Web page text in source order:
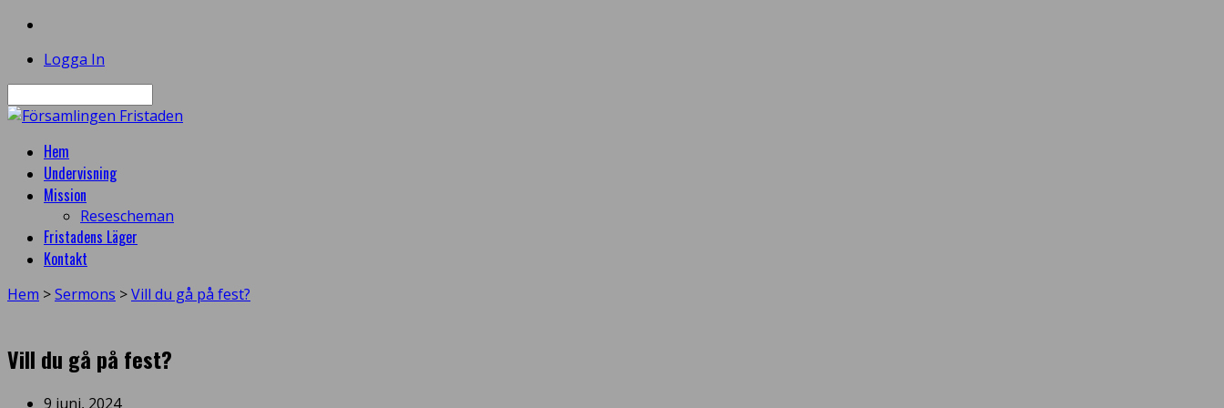
Logga In
Hem
Undervisning
Mission
Resescheman
Fristadens Läger
Kontakt
Hem >Sermons >Vill du gå på fest?
Vill du gå på fest?
9 juni, 2024